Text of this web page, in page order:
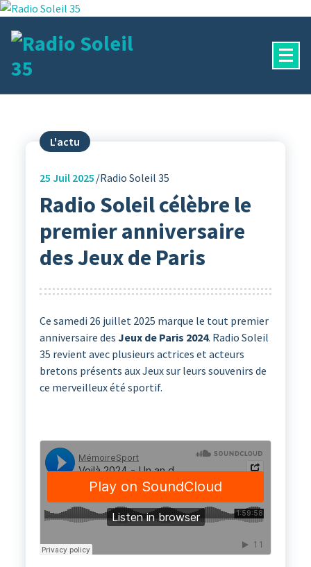
Aller
contenu
L'actu
25 Juil 2025 Radio Soleil 35
Radio Soleil célèbre le
premier anniversaire
des Jeux de Paris
Ce samedi 26 juillet 2025 marque le tout premier
anniversaire des Jeux de Paris 2024. Radio Soleil
35 revient avec plusieurs actrices et acteurs
bretons présents aux Jeux sur leurs souvenirs de
ce merveilleux été sportif.